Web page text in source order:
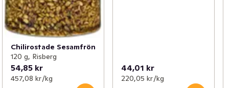
Chilirostade Sesamfrön
120 g, Risberg
54,85 kr
457,08 kr /kg
44,01 kr
220,05 kr /kg